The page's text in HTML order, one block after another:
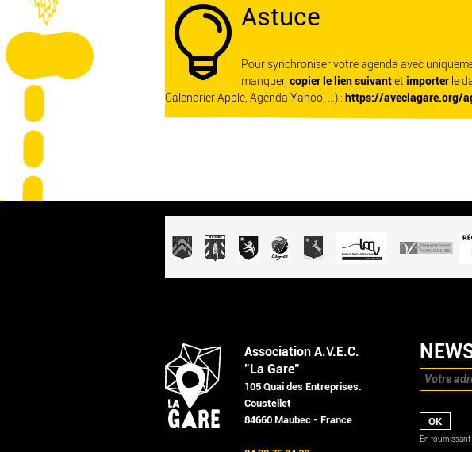
 Astuce
Pour synchroniser votre agenda avec
manquer, copier le lien suivantet importer le
Calendrier Apple, Agenda Yahoo, ...) : https://aveclagare.org/
Association A.V.E.C.
"La Gare"
105 Quai des Entreprises.
Coustellet
84660 Maubec - France
En fournissant